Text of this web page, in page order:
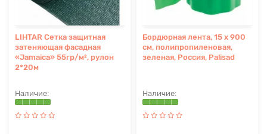
LIHTAR Сетка защитная
затеняющая фасадная
«Jamaica» 55гр/м², рулон
2*20м
Бордюрная лента, 15 х 900
см, полипропиленовая,
зеленая, Россия, Palisad